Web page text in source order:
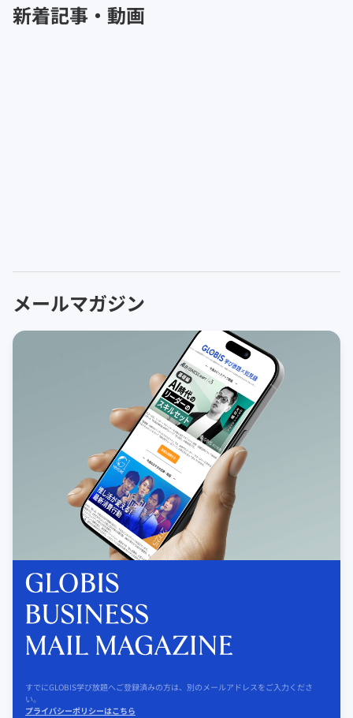
新着記事・動画
メールマガジン
すでにGLOBIS学び放題へご登録済みの方は、別のメールアドレスをご入力くださ
い。
プライバシーポリシーはこちら